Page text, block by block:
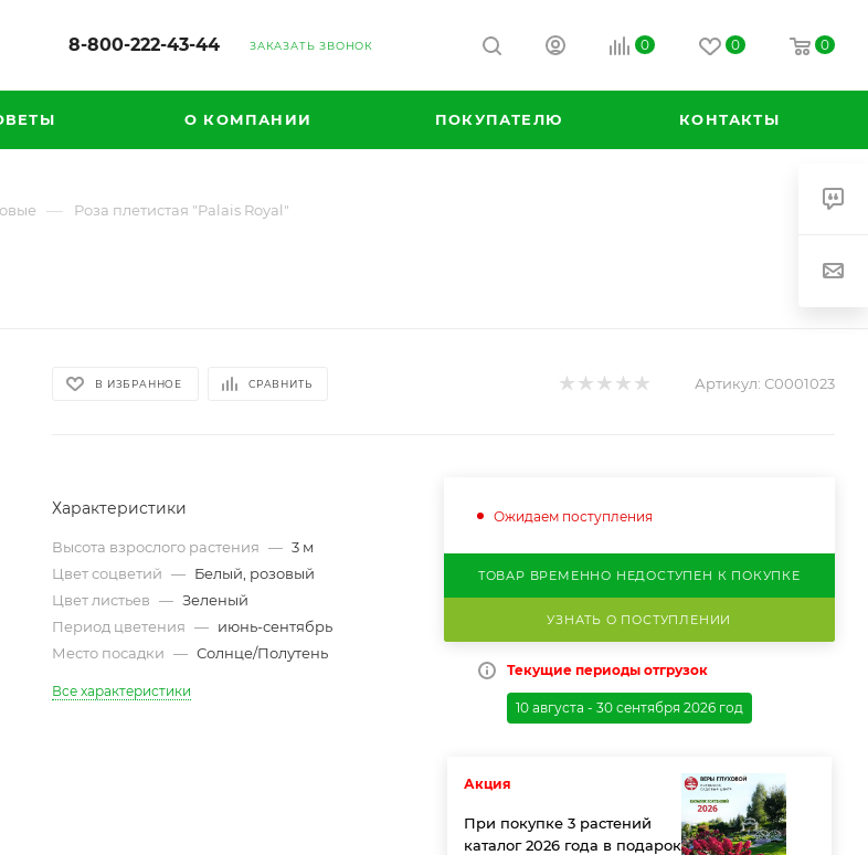
8-800-222-43-44 ЗАКАЗАТЬ ЗВОНОК 0 0 0
О КОМПАНИИ ПОКУПАТЕЛЮ КОНТАКТЫ
— Роза плетистая "Palais Royal"
В ИЗБРАННОЕ СРАВНИТЬ Артикул: С0001023
Характеристики
Высота взрослого растения — 3 м
Цвет соцветий — Белый, розовый
Цвет листьев — Зеленый
Период цветения — июнь-сентябрь
Место посадки — Солнце/Полутень
Все характеристики
Ожидаем поступления
ТОВАР ВРЕМЕННО НЕДОСТУПЕН К ПОКУПКЕ
УЗНАТЬ О ПОСТУПЛЕНИИ
Текущие периоды отгрузок
10 августа - 30 сентября 2026 год
Акция
При покупке 3 растений
каталог 2026 года в подарок